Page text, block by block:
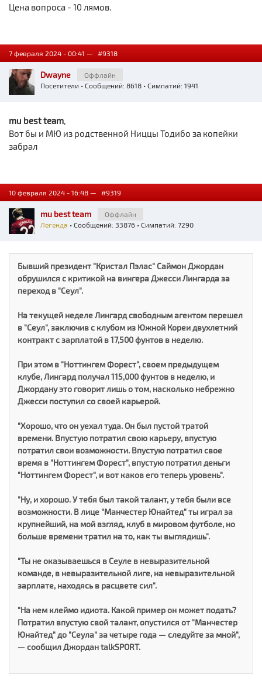
Цена вопроса - 10 лямов.
7 февраля 2024 - 00:41 — #9318
Dwayne
Оффлайн
Посетители • Сообщений: 8618 • Симпатий: 1941
mu best team,
Вот бы и МЮ из родственной Ниццы Тодибо за копейки
забрал
10 февраля 2024 - 16:48 — #9319
mu best team
Оффлайн
Легенда • Сообщений: 33876 • Симпатий: 7290
Бывший президент "Кристал Пэлас" Саймон Джордан
обрушился с критикой на вингера Джесси Лингарда за
переход в "Сеул".
На текущей неделе Лингард свободным агентом перешел
в "Сеул", заключив с клубом из Южной Кореи двухлетний
контракт с зарплатой в 17,500 фунтов в неделю.
При этом в "Ноттингем Форест", своем предыдущем
клубе, Лингард получал 115,000 фунтов в неделю, и
Джордану это говорит лишь о том, насколько небрежно
Джесси поступил со своей карьерой.
"Хорошо, что он уехал туда. Он был пустой тратой
времени. Впустую потратил свою карьеру, впустую
потратил свои возможности. Впустую потратил свое
время в "Ноттингем Форест", впустую потратил деньги
"Ноттингем Форест", и вот каков его теперь уровень".
"Ну, и хорошо. У тебя был такой талант, у тебя были все
возможности. В лице "Манчестер Юнайтед" ты играл за
крупнейший, на мой взгляд, клуб в мировом футболе, но
больше времени тратил на то, как ты выглядишь".
"Ты не оказываешься в Сеуле в невыразительной
команде, в невыразительной лиге, на невыразительной
зарплате, находясь в расцвете сил".
"На нем клеймо идиота. Какой пример он может подать?
Потратил впустую свой талант, опустился от "Манчестер
Юнайтед" до "Сеула" за четыре года — следуйте за мной",
— сообщил Джордан talkSPORT.